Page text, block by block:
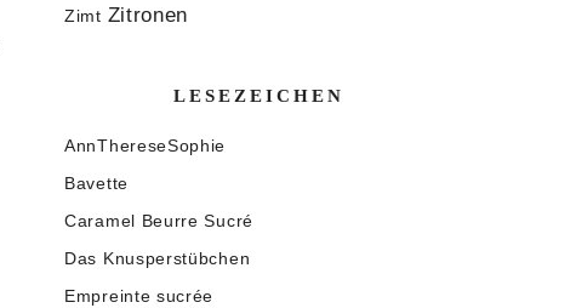
Zimt Zitronen
LESEZEICHEN
AnnThereseSophie
Bavette
Caramel Beurre Sucré
Das Knusperstübchen
Empreinte sucrée